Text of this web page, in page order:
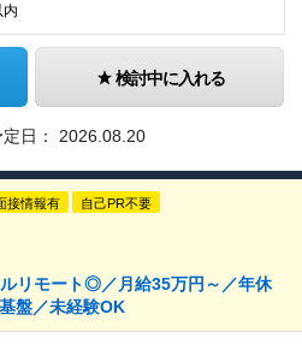
内
検討中に入れる
日： 2026.08.20
接情報有
自己PR不要
リモート◎／月給35万円～／年休
盤／未経験OK